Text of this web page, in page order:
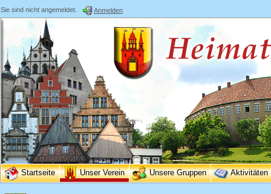
Sie sind nicht angemeldet. Anmelden
Startseite Unser Verein Unsere Gruppen Aktivitäten